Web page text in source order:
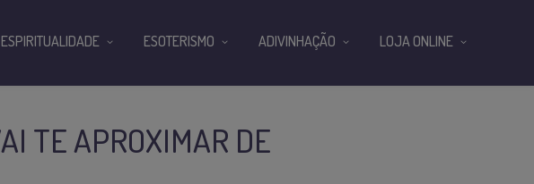
TE APROXIMAR DE
ESPIRITUALIDADE ESOTERISMO ADIVINHAÇÃO LOJA ONLINE